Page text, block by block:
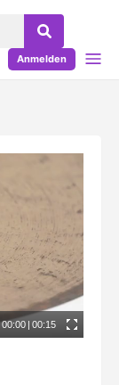
Anmelden
00:00 | 00:15